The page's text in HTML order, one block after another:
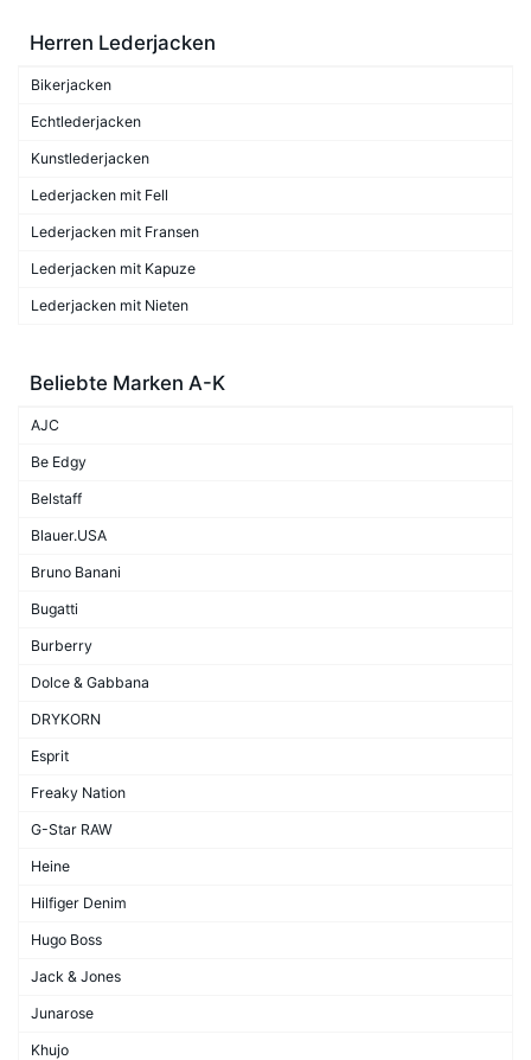
Herren Lederjacken
Bikerjacken
Echtlederjacken
Kunstlederjacken
Lederjacken mit Fell
Lederjacken mit Fransen
Lederjacken mit Kapuze
Lederjacken mit Nieten
Beliebte Marken A-K
AJC
Be Edgy
Belstaff
Blauer.USA
Bruno Banani
Bugatti
Burberry
Dolce & Gabbana
DRYKORN
Esprit
Freaky Nation
G-Star RAW
Heine
Hilfiger Denim
Hugo Boss
Jack & Jones
Junarose
Khujo